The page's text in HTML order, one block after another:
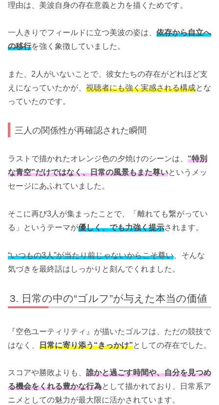
理由は、美波自身の存在意義と力を描くためです。
一人きりでフィールドに立つ美波の姿は、 依存から自立へ
の移行を強く象徴していました。
また、2人がいないことで、彼女たちの存在がどれほど支
えになっていたかが、 視聴者にも強く実感される構成とな
っていたのです。
三人の関係性が再確認された瞬間
ラストで描かれたオレンジ色の夕焼けのシーンは、 “特別
な青空”だけではなく、日常の風景もまた尊いというメッ
セージにあふれていました。
そこに再び3人が集まったことで、「離れても繋がってい
る」というテーマが優しく、でも力強く提示されます。
“いつもの3人”が当たり前じゃないからこそ尊い 、そんな
気づきを最終話はしっかりと刻んでくれました。
日常の中の“ゴルフ”が与えた本当の価値
『空色ユーティリティ』が描いたゴルフは、ただの競技で
はなく、 日常に寄り添う“きっかけ”としての存在でした。
スコアや勝敗よりも、 誰かと過ごす時間や、自分を見つめ
る機会をくれる豊かな行為として描かれており、日常系ア
ニメとしての魅力が最大限に活かされています。